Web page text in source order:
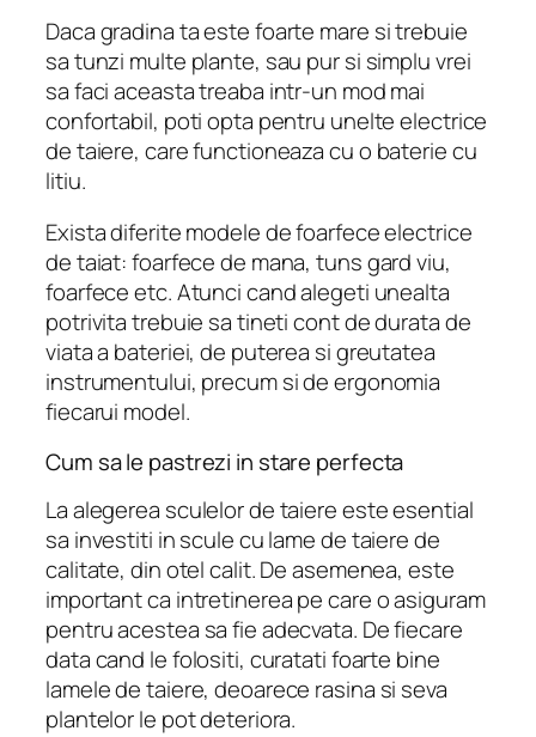
Daca gradina ta este foarte mare si trebuie
sa tunzi multe plante, sau pur si simplu vrei
sa faci aceasta treaba intr-un mod mai
confortabil, poti opta pentru unelte electrice
de taiere, care functioneaza cu o baterie cu
litiu.
Exista diferite modele de foarfece electrice
de taiat: foarfece de mana, tuns gard viu,
foarfece etc. Atunci cand alegeti unealta
potrivita trebuie sa tineti cont de durata de
viata a bateriei, de puterea si greutatea
instrumentului, precum si de ergonomia
fiecarui model.
Cum sa le pastrezi in stare perfecta
La alegerea sculelor de taiere este esential
sa investiti in scule cu lame de taiere de
calitate, din otel calit. De asemenea, este
important ca intretinerea pe care o asiguram
pentru acestea sa fie adecvata. De fiecare
data cand le folositi, curatati foarte bine
lamele de taiere, deoarece rasina si seva
plantelor le pot deteriora.